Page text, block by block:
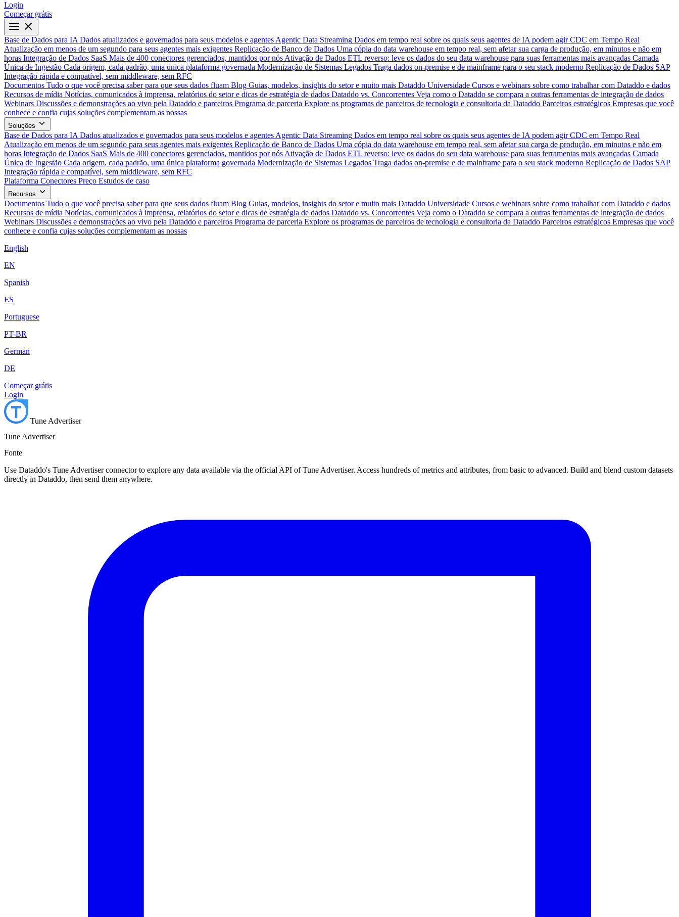
Login
Começar grátis
Base de Dados para IA Dados atualizados e governados para seus modelos e agentes Agentic Data Streaming Dados em tempo real sobre os quais seus agentes de IA podem agir CDC em Tempo Real
Atualização em menos de um segundo para seus agentes mais exigentes Replicação de Banco de Dados Uma cópia do data warehouse em tempo real, sem afetar sua carga de produção, em minutos e não em
horas Integração de Dados SaaS Mais de 400 conectores gerenciados, mantidos por nós Ativação de Dados ETL reverso: leve os dados do seu data warehouse para suas ferramentas mais avançadas Camada
Única de Ingestão Cada origem, cada padrão, uma única plataforma governada Modernização de Sistemas Legados Traga dados on-premise e de mainframe para o seu stack moderno Replicação de Dados SAP
Integração rápida e compatível, sem middleware, sem RFC
Documentos Tudo o que você precisa saber para que seus dados fluam Blog Guias, modelos, insights do setor e muito mais Dataddo Universidade Cursos e webinars sobre como trabalhar com Dataddo e dados
Recursos de mídia Notícias, comunicados à imprensa, relatórios do setor e dicas de estratégia de dados Dataddo vs. Concorrentes Veja como o Dataddo se compara a outras ferramentas de integração de dados
Webinars Discussões e demonstrações ao vivo pela Dataddo e parceiros Programa de parceria Explore os programas de parceiros de tecnologia e consultoria da Dataddo Parceiros estratégicos Empresas que você
conhece e confia cujas soluções complementam as nossas
Soluções
Base de Dados para IA Dados atualizados e governados para seus modelos e agentes Agentic Data Streaming Dados em tempo real sobre os quais seus agentes de IA podem agir CDC em Tempo Real
Atualização em menos de um segundo para seus agentes mais exigentes Replicação de Banco de Dados Uma cópia do data warehouse em tempo real, sem afetar sua carga de produção, em minutos e não em
horas Integração de Dados SaaS Mais de 400 conectores gerenciados, mantidos por nós Ativação de Dados ETL reverso: leve os dados do seu data warehouse para suas ferramentas mais avançadas Camada
Única de Ingestão Cada origem, cada padrão, uma única plataforma governada Modernização de Sistemas Legados Traga dados on-premise e de mainframe para o seu stack moderno Replicação de Dados SAP
Integração rápida e compatível, sem middleware, sem RFC
Plataforma Conectores Preço Estudos de caso
Recursos
Documentos Tudo o que você precisa saber para que seus dados fluam Blog Guias, modelos, insights do setor e muito mais Dataddo Universidade Cursos e webinars sobre como trabalhar com Dataddo e dados
Recursos de mídia Notícias, comunicados à imprensa, relatórios do setor e dicas de estratégia de dados Dataddo vs. Concorrentes Veja como o Dataddo se compara a outras ferramentas de integração de dados
Webinars Discussões e demonstrações ao vivo pela Dataddo e parceiros Programa de parceria Explore os programas de parceiros de tecnologia e consultoria da Dataddo Parceiros estratégicos Empresas que você
conhece e confia cujas soluções complementam as nossas
English
EN
Spanish
ES
Portuguese
PT-BR
German
DE
Começar grátis
Login
Tune Advertiser
Tune Advertiser
Fonte
Use Dataddo's Tune Advertiser connector to explore any data available via the official API of Tune Advertiser. Access hundreds of metrics and attributes, from basic to advanced. Build and blend custom datasets
directly in Dataddo, then send them anywhere.